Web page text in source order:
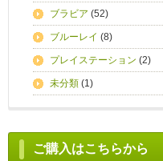
ブラビア (52)
ブルーレイ (8)
プレイステーション (2)
未分類 (1)
ご購入はこちらから